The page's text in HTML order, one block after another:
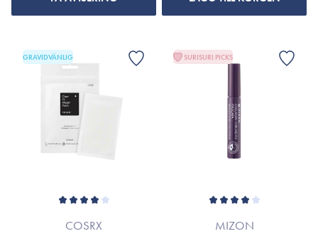
GRAVIDVÄNLIG
COSRX
SURISURI PICKS
MIZON